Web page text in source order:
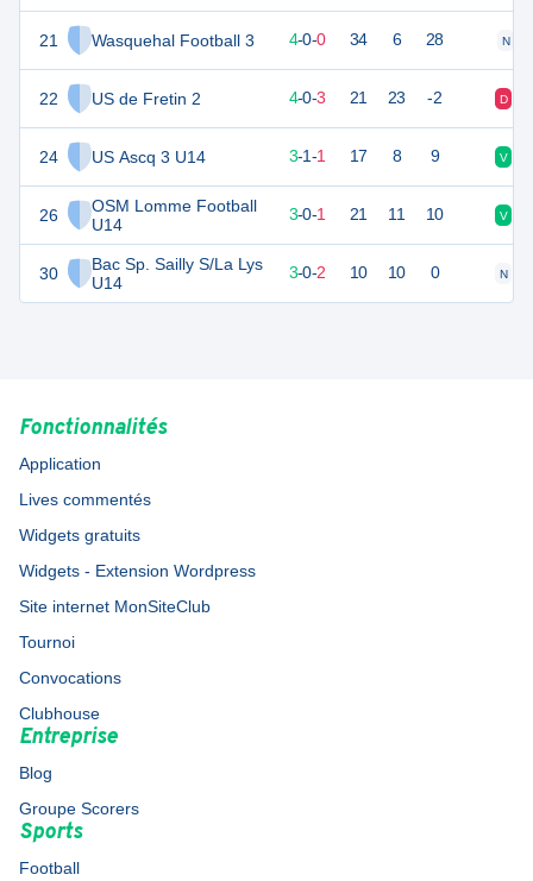
21 Wasquehal Football 3
22 US de Fretin 2
24 US Ascq 3 U14
26
OSM Lomme Football
U14
30
Bac Sp. Sailly S/La Lys
U14
12 4 4-0-0 34 6 28 N
4-0-3 21 23 -2 D
3-1-1 17 8 9 V
9 4 3-0-1 21 11 10 V
9 5 3-0-2 10 10 0 N
Fonctionnalités
Application
Lives commentés
Widgets gratuits
Widgets - Extension Wordpress
Site internet MonSiteClub
Tournoi
Convocations
Clubhouse
Entreprise
Blog
Groupe Scorers
Sports
Football